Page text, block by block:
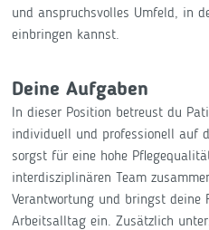
und anspruchsvolles Umfeld, in
einbringen kannst.
Deine Aufgaben
In dieser Position betreust du
individuell und professionell auf
sorgst für eine hohe
interdisziplinären Team
Verantwortung und bringst deine
Arbeitsalltag ein. Zusätzlich